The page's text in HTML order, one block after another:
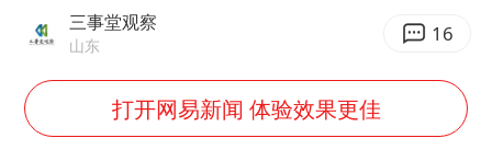
上海大部迎大暴雨
《龙餐馆》 冲奖
三事堂观察
山东 16
打开网易新闻 体验效果更佳